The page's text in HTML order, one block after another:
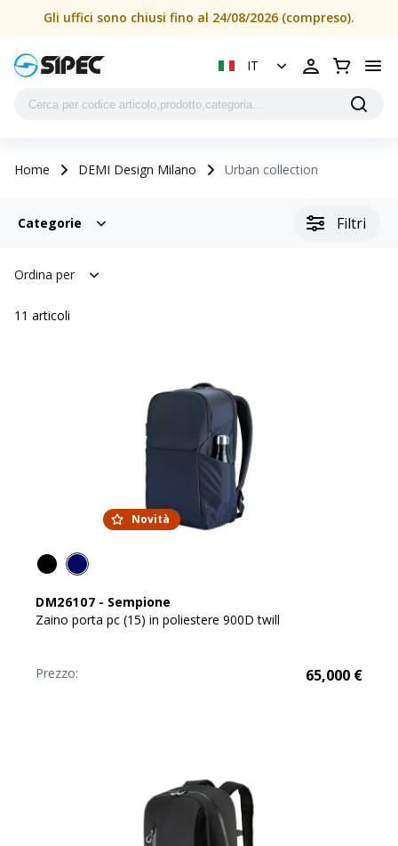
Gli uffici sono chiusi fino al 24/08/2026 (compreso).
IT
Home DEMI Design Milano Urban collection
Categorie Filtri
Ordina per
11 articoli
Novità
DM26107 - Sempione
Zaino porta pc (15) in poliestere 900D twill
Prezzo: 65,000 €